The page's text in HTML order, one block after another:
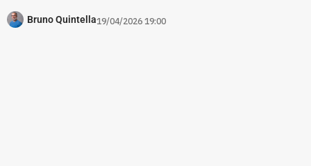
Bruno Quintella19/04/2026 19:00